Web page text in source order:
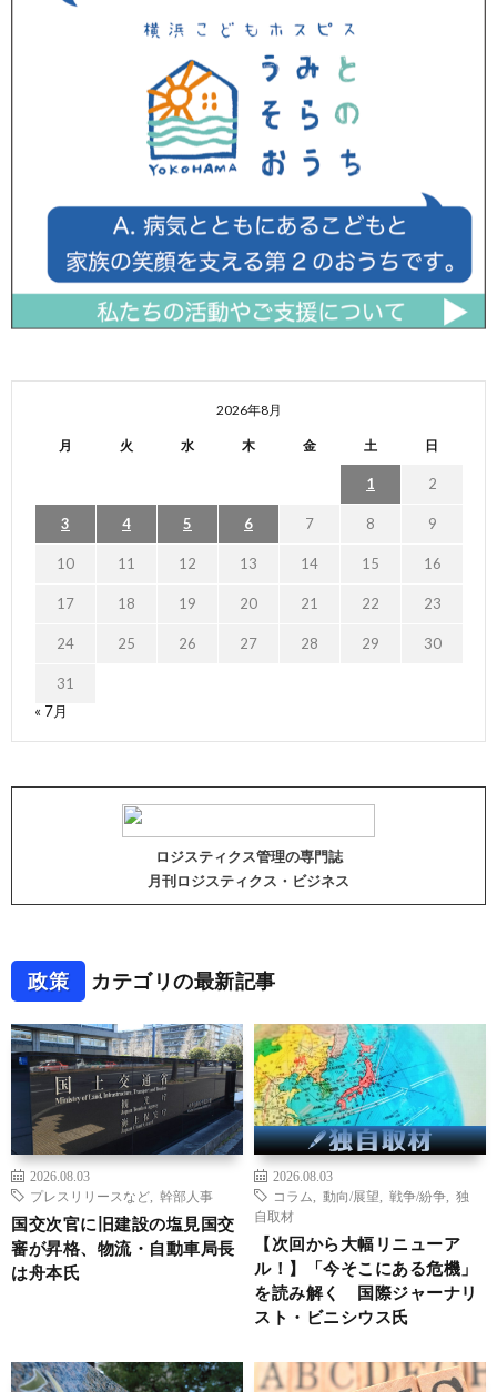
2026年8月
月 火 水 木 金 土 日
1 2
3 4 5 6 7 8 9
10 11 12 13 14 15 16
17 18 19 20 21 22 23
24 25 26 27 28 29 30
31
« 7月
ロジスティクス管理の専門誌
月刊ロジスティクス・ビジネス
政策 カテゴリの最新記事
2026.08.03
プレスリリースなど
幹部人事
国交次官に旧建設の塩見国交
審が昇格、物流・自動車局長
は舟本氏
2026.08.03
コラム
動向/展望 戦争/紛争
独
自取材
【次回から大幅リニューア
ル！】「今そこにある危機」
を読み解く 国際ジャーナリ
スト・ビニシウス氏